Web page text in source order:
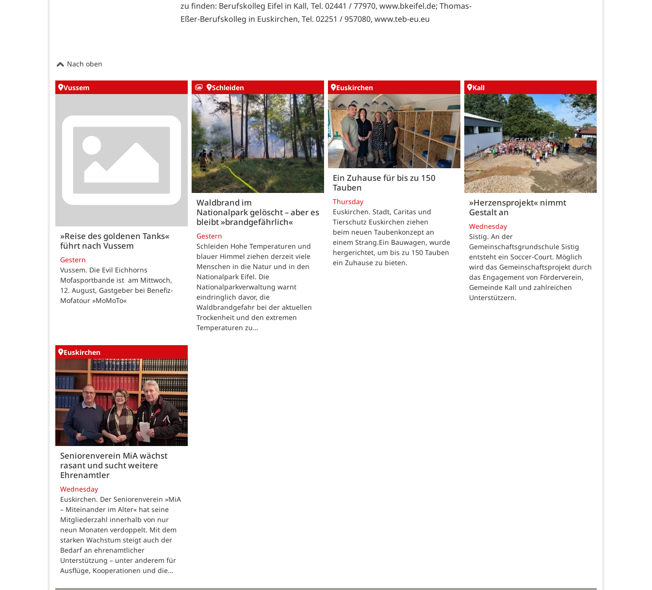
zu finden: Berufskolleg Eifel in Kall, Tel. 02441 / 77970, www.bkeifel.de; Thomas-
Eßer-Berufskolleg in Euskirchen, Tel. 02251 / 957080, www.teb-eu.eu
Nach oben
Vussem
»Reise des goldenen Tanks«
führt nach Vussem
Gestern
Vussem. Die Evil Eichhorns
Mofasportbande ist am Mittwoch,
12. August, Gastgeber bei Benefiz-
Mofatour »MoMoTo«
Schleiden
Waldbrand im
Nationalpark gelöscht – aber es
bleibt »brandgefährlich«
Gestern
Schleiden Hohe Temperaturen und
blauer Himmel ziehen derzeit viele
Menschen in die Natur und in den
Nationalpark Eifel. Die
Nationalparkverwaltung warnt
eindringlich davor, die
Waldbrandgefahr bei der aktuellen
Trockenheit und den extremen
Temperaturen zu…
Euskirchen
Ein Zuhause für bis zu 150
Tauben
Thursday
Euskirchen. Stadt, Caritas und
Tierschutz Euskirchen ziehen
beim neuen Taubenkonzept an
einem Strang.Ein Bauwagen, wurde
hergerichtet, um bis zu 150 Tauben
ein Zuhause zu bieten.
Kall
»Herzensprojekt« nimmt
Gestalt an
Wednesday
Sistig. An der
Gemeinschaftsgrundschule Sistig
entsteht ein Soccer-Court. Möglich
wird das Gemeinschaftsprojekt durch
das Engagement von Förderverein,
Gemeinde Kall und zahlreichen
Unterstützern.
Euskirchen
Seniorenverein MiA wächst
rasant und sucht weitere
Ehrenamtler
Wednesday
Euskirchen. Der Seniorenverein »MiA
– Miteinander im Alter« hat seine
Mitgliederzahl innerhalb von nur
neun Monaten verdoppelt. Mit dem
starken Wachstum steigt auch der
Bedarf an ehrenamtlicher
Unterstützung – unter anderem für
Ausflüge, Kooperationen und die…